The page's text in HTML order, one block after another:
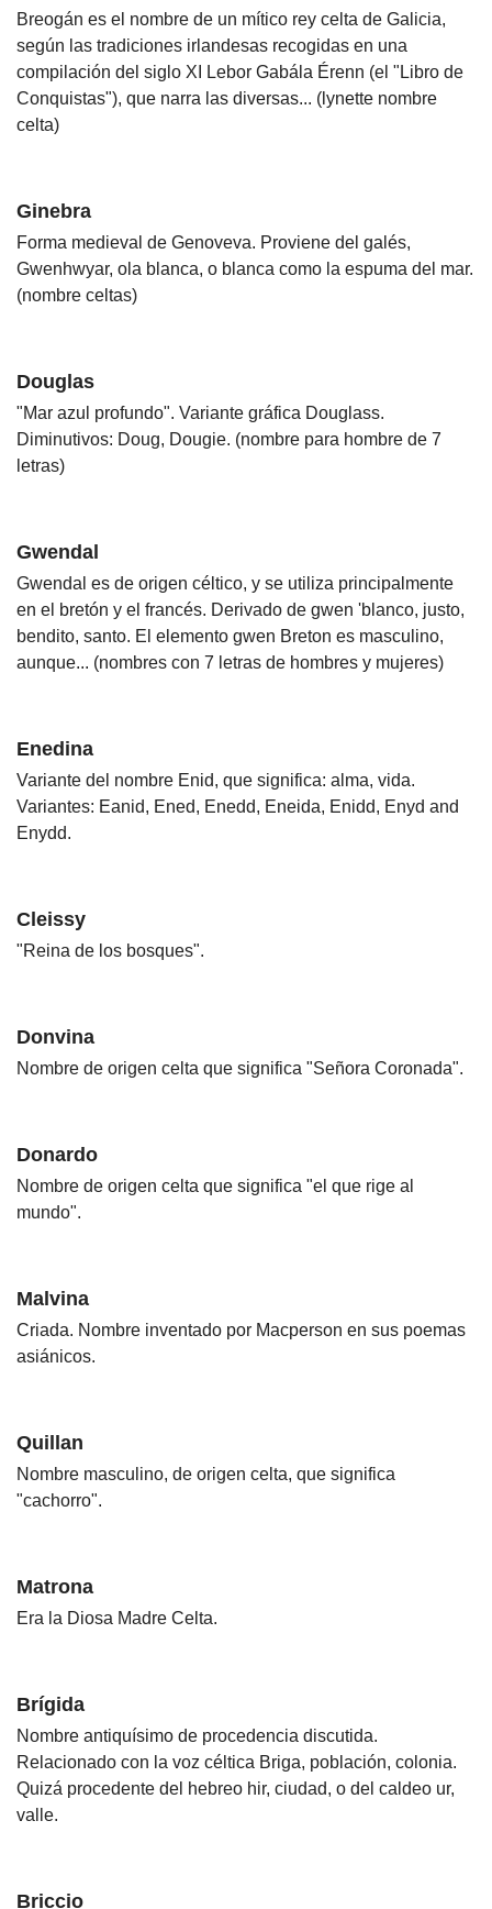
Breogán es el nombre de un mítico rey celta de Galicia,
según las tradiciones irlandesas recogidas en una
compilación del siglo XI Lebor Gabála Érenn (el "Libro de
Conquistas"), que narra las diversas... (lynette nombre
celta)
Ginebra
Forma medieval de Genoveva. Proviene del galés,
Gwenhwyar, ola blanca, o blanca como la espuma del mar.
(nombre celtas)
Douglas
"Mar azul profundo". Variante gráfica Douglass.
Diminutivos: Doug, Dougie. (nombre para hombre de 7
letras)
Gwendal
Gwendal es de origen céltico, y se utiliza principalmente
en el bretón y el francés. Derivado de gwen 'blanco, justo,
bendito, santo. El elemento gwen Breton es masculino,
aunque... (nombres con 7 letras de hombres y mujeres)
Enedina
Variante del nombre Enid, que significa: alma, vida.
Variantes: Eanid, Ened, Enedd, Eneida, Enidd, Enyd and
Enydd.
Cleissy
"Reina de los bosques".
Donvina
Nombre de origen celta que significa "Señora Coronada".
Donardo
Nombre de origen celta que significa "el que rige al
mundo".
Malvina
Criada. Nombre inventado por Macperson en sus poemas
asiánicos.
Quillan
Nombre masculino, de origen celta, que significa
"cachorro".
Matrona
Era la Diosa Madre Celta.
Brígida
Nombre antiquísimo de procedencia discutida.
Relacionado con la voz céltica Briga, población, colonia.
Quizá procedente del hebreo hir, ciudad, o del caldeo ur,
valle.
Briccio